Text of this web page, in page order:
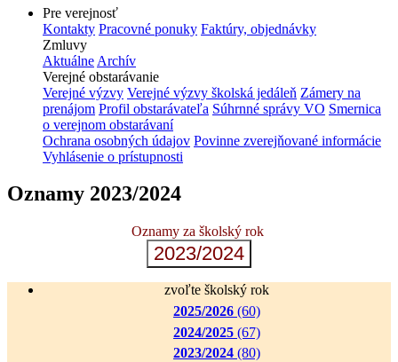
Pre verejnosť
Kontakty Pracovné ponuky Faktúry, objednávky
Zmluvy
Aktuálne Archív
Verejné obstarávanie
Verejné výzvy Verejné výzvy školská jedáleň Zámery na
prenájom Profil obstarávateľa Súhrnné správy VO Smernica
o verejnom obstarávaní
Ochrana osobných údajov Povinne zverejňované informácie
Vyhlásenie o prístupnosti
Oznamy 2023/2024
Oznamy za školský rok
2023/2024
zvoľte školský rok
2025/2026 (60)
2024/2025 (67)
2023/2024 (80)